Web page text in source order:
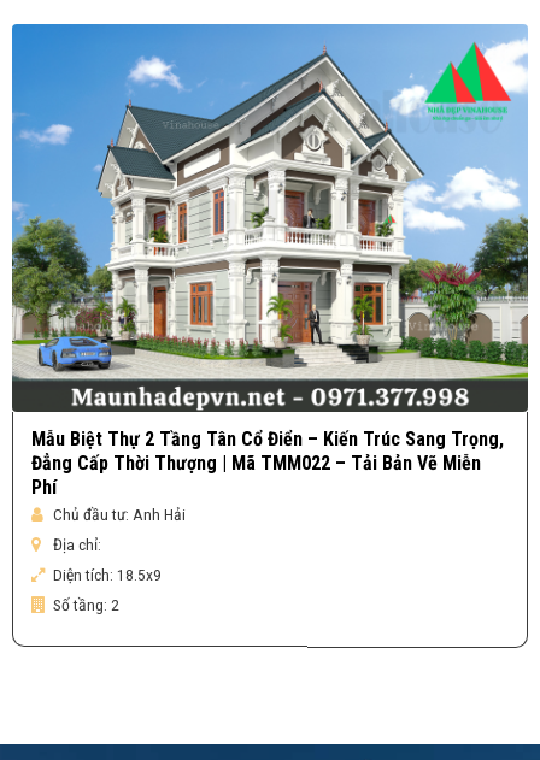
Mẫu Biệt Thự 2 Tầng Tân Cổ Điển – Kiến Trúc Sang Trọng,
Đẳng Cấp Thời Thượng | Mã TMM022 – Tải Bản Vẽ Miễn
Phí
Chủ đầu tư: Anh Hải
Địa chỉ:
Diện tích: 18.5x9
Số tầng: 2